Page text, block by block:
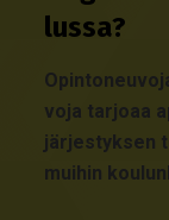
lussa?
voja tar­joaa
jär­jes­tyk­sen
mui­hin